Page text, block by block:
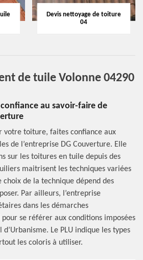
Devis nettoyage de toiture
04
de tuile Volonne 04290
au savoir-faire de
votre toiture, faites confiance aux
de l’entreprise DG Couverture. Elle
sur les toitures en tuile depuis des
maitrisent les techniques variées
choix de la technique dépend des
Par ailleurs, l’entreprise
dans les démarches
se référer aux conditions imposées
d’Urbanisme. Le PLU indique les types
les coloris à utiliser.